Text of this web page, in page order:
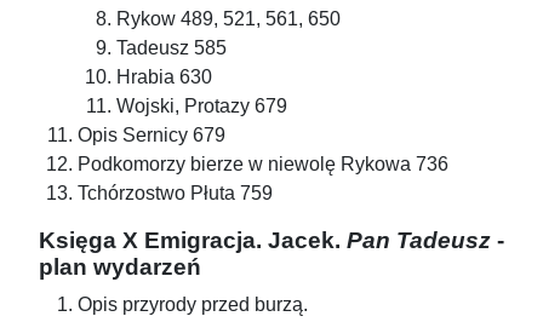
Rykow 489, 521, 561, 650
Tadeusz 585
Hrabia 630
Wojski, Protazy 679
Opis Sernicy 679
Podkomorzy bierze w niewolę Rykowa 736
Tchórzostwo Płuta 759
Księga X Emigracja. Jacek. Pan Tadeusz -
plan wydarzeń
Opis przyrody przed burzą.